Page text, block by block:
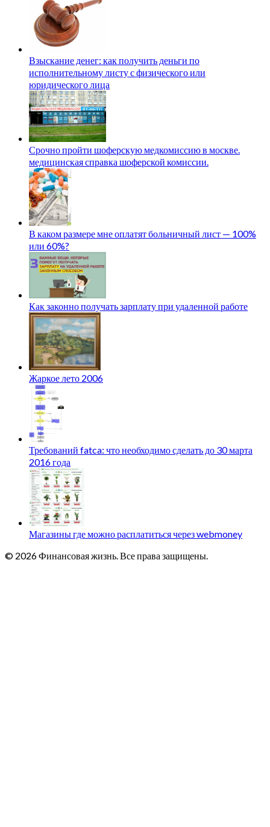
Взыскание денег: как получить деньги по
исполнительному листу с физического или
юридического лица
Срочно пройти шоферскую медкомиссию в москве.
медицинская справка шоферской комиссии.
В каком размере мне оплатят больничный лист — 100%
или 60%?
Как законно получать зарплату при удаленной работе
Жаркое лето 2006
Требований fatca: что необходимо сделать до 30 марта
2016 года
Магазины где можно расплатиться через webmoney
© 2026 Финансовая жизнь. Все права защищены.